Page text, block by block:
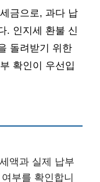
금으로, 과다 납
. 인지세 환불 신
돌려받기 위한
확인이 우선입
액과 실제 납부
부를 확인합니